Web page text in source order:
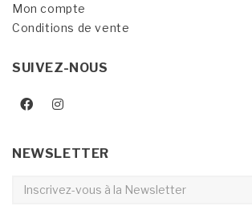
Mon compte
Conditions de vente
SUIVEZ-NOUS
NEWSLETTER